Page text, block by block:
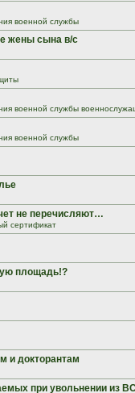
военной службы
жены сына в/с
военной службы
военной службы
не перечисляют…
сертификат
площадь!?
и докторантам
при увольнении из